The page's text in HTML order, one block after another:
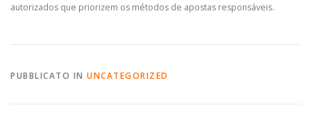
autorizados que priorizem os métodos de apostas responsáveis.
PUBBLICATO IN UNCATEGORIZED